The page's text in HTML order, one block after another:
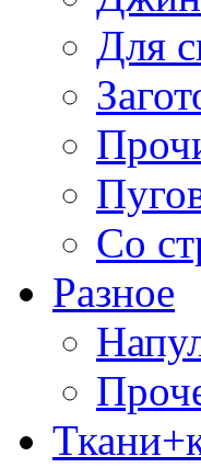
Для
Со
Разное